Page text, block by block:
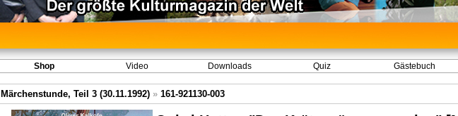
Shop Video Downloads Quiz Gästebuch
Teil 3 (30.11.1992) » 161-921130-003